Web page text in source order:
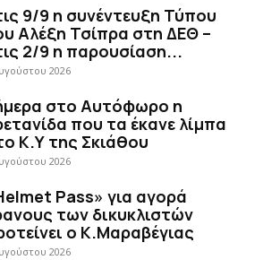
9/9 η συνέντευξη Τύπου
Αλέξη Τσίπρα στη ΔΕΘ –
2/9 η παρουσίαση...
2026
στο Αυτόφωρο η
που τα έκανε λίμπα
Κ.Υ της Σκιάθου
2026
Pass» για αγορά
των δικυκλιστών
ο Κ.Μαραβέγιας
2026